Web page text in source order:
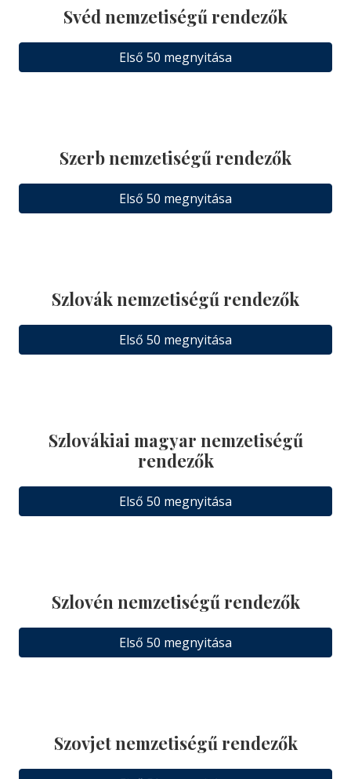
Svéd nemzetiségű rendezők
Első 50 megnyitása
Szerb nemzetiségű rendezők
Első 50 megnyitása
Szlovák nemzetiségű rendezők
Első 50 megnyitása
Szlovákiai magyar nemzetiségű
rendezők
Első 50 megnyitása
Szlovén nemzetiségű rendezők
Első 50 megnyitása
Szovjet nemzetiségű rendezők